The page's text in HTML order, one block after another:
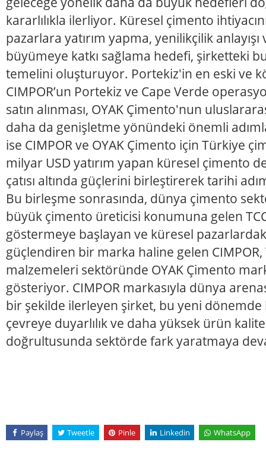
kararlılıkla ilerliyor. Küresel çimento
pazarlara yatırım yapma, yenilikçilik
büyümeye katkı sağlama hedefi, şirketteki
temelini oluşturuyor. Portekiz'in en eski ve
CIMPOR’un Portekiz ve Cape Verde
satın alınması, OYAK Çimento'nun
daha da genişletme yönündeki önemli
ise CIMPOR ve OYAK Çimento için Türkiye
milyar USD yatırım yapan küresel çimento
çatısı altında güçlerini birleştirerek tarihi
Bu birleşme sonrasında, dünya çimento
büyük çimento üreticisi konumuna gelen
göstermeye başlayan ve küresel
güçlendiren bir marka haline gelen CIMPOR,
malzemeleri sektöründe OYAK Çimento
gösteriyor. CIMPOR markasıyla dünya
bir şekilde ilerleyen şirket, bu yeni
çevreye duyarlılık ve daha yüksek ürün
doğrultusunda sektörde fark yaratmaya
Paylaş Tweetle Pinle Linkedin WhatsApp